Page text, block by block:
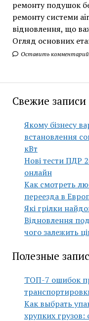
ремонту подушок
ремонту системи
відновлення, що
Огляд основних
Оставить комментарий
Свежие записи
Якому бізнесу
встановлення
кВт
Нові тести ПДР
онлайн
Как смотреть
переезда в
Які грілки
Відновлення
чого залежить
Полезные
ТОП-7 ошибок
Как выбрать
хрупких грузов: